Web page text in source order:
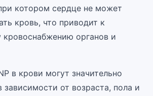
котором сердце не может
кровь, что приводит к
кровоснабжению органов и
в крови могут значительно
зависимости от возраста, пола и